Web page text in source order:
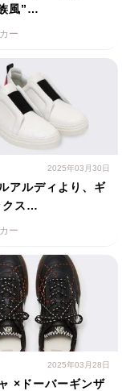
風”…
ー
2025年03月30日
アルディより、ギ
クス…
ー
2025年03月28日
×ドーバーギンザ